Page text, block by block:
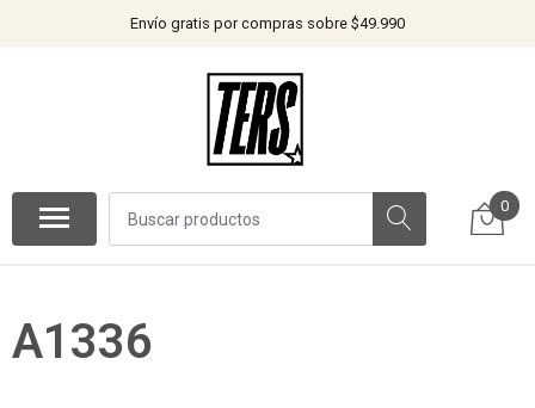
Envío gratis por compras sobre $49.990
0
A1336